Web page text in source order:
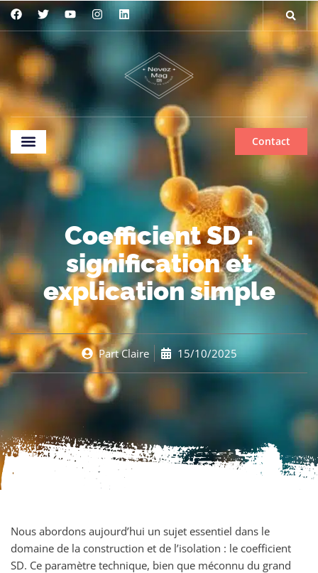
Contact
Coefficient SD :
signification et
explication simple
PartClaire 15/10/2025
Nous abordons aujourd’hui un sujet essentiel dans le
domaine de la construction et de l’isolation : le coefficient
SD. Ce paramètre technique, bien que méconnu du grand